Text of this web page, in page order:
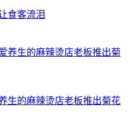
食客流泪
生的麻辣烫店老板推出菊花